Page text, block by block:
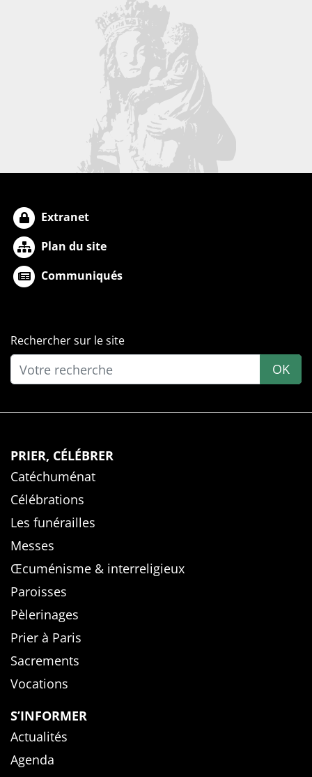
Extranet
Plan du site
Communiqués
Rechercher sur le site
OK
PRIER, CÉLÉBRER
Catéchuménat
Célébrations
Les funérailles
Messes
Œcuménisme & interreligieux
Paroisses
Pèlerinages
Prier à Paris
Sacrements
Vocations
S’INFORMER
Actualités
Agenda